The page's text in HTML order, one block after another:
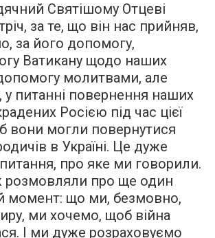
Святішому Отцеві
за те, що він нас прийняв,
за його допомогу,
Ватикану щодо наших
молитвами, але
у питанні повернення наших
Росією під час цієї
вони могли повернутися
в Україні. Це дуже
про яке ми говорили.
розмовляли про ще один
момент: що ми, безмовно,
ми хочемо, щоб війна
І ми дуже розраховуємо